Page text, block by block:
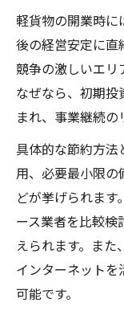
軽貨物の開業時
後の経営安定に直
競争の激しいエリ
なぜなら、初期
まれ、事業継続の
具体的な節約方
用、必要最小限
どが挙げられま
ース業者を比較
えられます。また
インターネット
可能です。